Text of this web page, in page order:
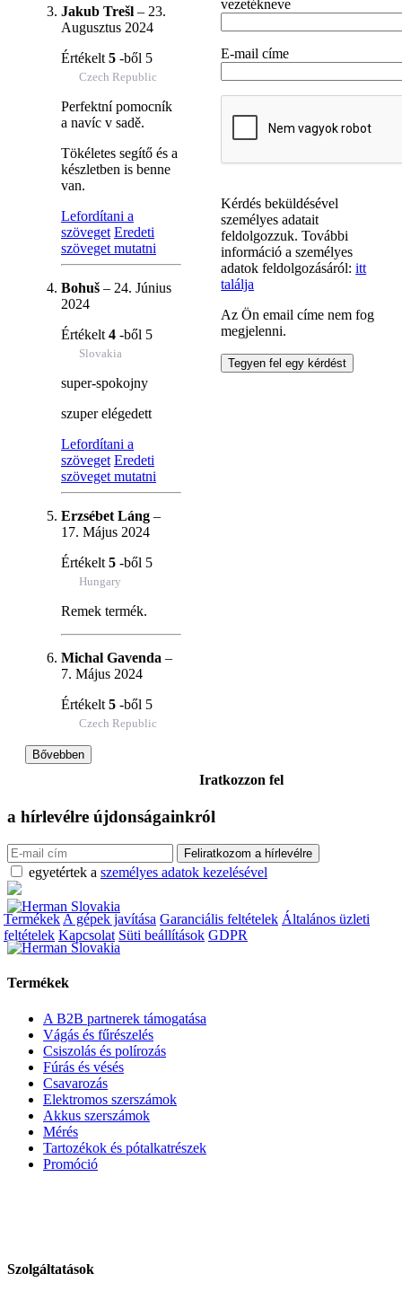
Jakub Trešl – 23.
Augusztus 2024
Értékelt 5 -ből 5
Czech Republic
Perfektní pomocník
a navíc v sadě.
Tökéletes segítő és a
készletben is benne
van.
Lefordítani a
szöveget Eredeti
szöveget mutatni
Bohuš – 24. Június
2024
Értékelt 4 -ből 5
Slovakia
super-spokojny
szuper elégedett
Lefordítani a
szöveget Eredeti
szöveget mutatni
Erzsébet Láng –
17. Május 2024
Értékelt 5 -ből 5
Hungary
Remek termék.
Michal Gavenda –
7. Május 2024
Értékelt 5 -ből 5
Czech Republic
Bővebben
vezetékneve
E-mail címe
Kérdés beküldésével
személyes adatait
feldolgozzuk. További
információ a személyes
adatok feldolgozásáról:itt
találja
Az Ön email címe nem fog
megjelenni.
Iratkozzon fel
a hírlevélre újdonságainkról
egyetértek a személyes adatok kezelésével
Termékek A gépek javítása Garanciális feltételek Általános üzleti
feltételek Kapcsolat Süti beállítások GDPR
Termékek
A B2B partnerek támogatása
Vágás és fűrészelés
Csiszolás és polírozás
Fúrás és vésés
Csavarozás
Elektromos szerszámok
Akkus szerszámok
Mérés
Tartozékok és pótalkatrészek
Promóció
Szolgáltatások